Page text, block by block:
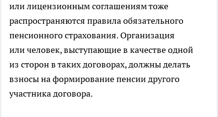
или лицензионным соглашениям тоже
распространяются правила обязательного
пенсионного страхования. Организация
или человек, выступающие в качестве одной
из сторон в таких договорах, должны делать
взносы на формирование пенсии другого
участника договора.